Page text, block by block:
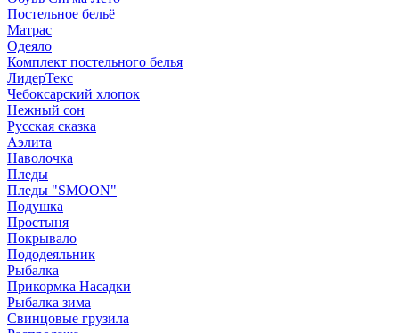
Постельное бельё
Матрас
Одеяло
Комплект постельного белья
ЛидерТекс
Чебоксарский хлопок
Нежный сон
Русская сказка
Аэлита
Наволочка
Пледы
Пледы "SMOON"
Подушка
Простыня
Покрывало
Пододеяльник
Рыбалка
Прикормка Насадки
Рыбалка зима
Свинцовые грузила